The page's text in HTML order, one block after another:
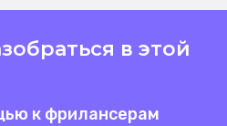
в этой
к фрилансерам